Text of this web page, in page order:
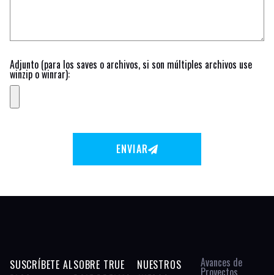
Adjunto (para los saves o archivos, si son múltiples archivos use
winzip o winrar):
ENVIAR
SUSCRÍBETE ALSOBRE TRUE
NUESTROS
Avances de
Proyectos